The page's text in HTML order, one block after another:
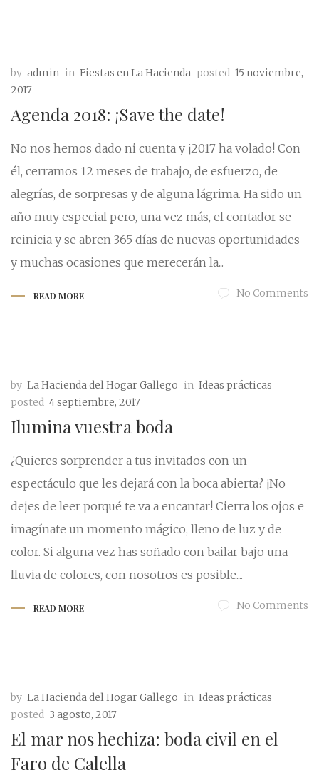
by admin in Fiestas en La Hacienda posted 15 noviembre,
2017
Agenda 2018: ¡Save the date!
No nos hemos dado ni cuenta y ¡2017 ha volado! Con
él, cerramos 12 meses de trabajo, de esfuerzo, de
alegrías, de sorpresas y de alguna lágrima. Ha sido un
año muy especial pero, una vez más, el contador se
reinicia y se abren 365 días de nuevas oportunidades
y muchas ocasiones que merecerán la...
READ MORE No Comments
by La Hacienda del Hogar Gallego in Ideas prácticas
posted 4 septiembre, 2017
Ilumina vuestra boda
¿Quieres sorprender a tus invitados con un
espectáculo que les dejará con la boca abierta? ¡No
dejes de leer porqué te va a encantar! Cierra los ojos e
imagínate un momento mágico, lleno de luz y de
color. Si alguna vez has soñado con bailar bajo una
lluvia de colores, con nosotros es posible....
READ MORE No Comments
by La Hacienda del Hogar Gallego in Ideas prácticas
posted 3 agosto, 2017
El mar nos hechiza: boda civil en el
Faro de Calella